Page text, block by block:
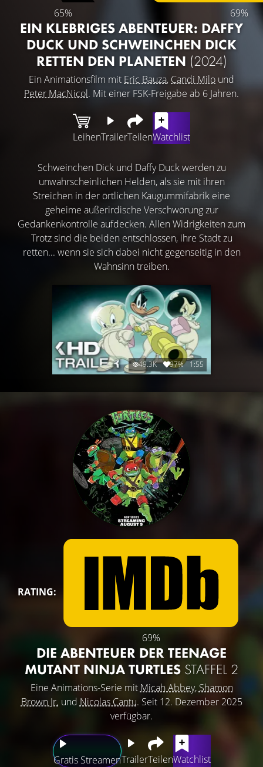
65% 69%
EIN KLEBRIGES ABENTEUER: DAFFY
DUCK UND SCHWEINCHEN DICK
RETTEN DEN PLANETEN (2024)
Ein Animationsfilm mit Eric Bauza, Candi Milo und
Peter MacNicol. Mit einer FSK-Freigabe ab 6 Jahren.
LeihenTrailerTeilenWatchlist
Schweinchen Dick und Daffy Duck werden zu
unwahrscheinlichen Helden, als sie mit ihren
Streichen in der örtlichen Kaugummifabrik eine
geheime außerirdische Verschwörung zur
Gedankenkontrolle aufdecken. Allen Widrigkeiten zum
Trotz sind die beiden entschlossen, ihre Stadt zu
retten... wenn sie sich dabei nicht gegenseitig in den
Wahnsinn treiben.
49.3K 97% 1:55
RATING:
69%
DIE ABENTEUER DER TEENAGE
MUTANT NINJA TURTLES STAFFEL 2
Eine Animations-Serie mit Micah Abbey, Shamon
Brown Jr. und Nicolas Cantu. Seit 12. Dezember 2025
verfügbar.
Gratis StreamenTrailerTeilenWatchlist